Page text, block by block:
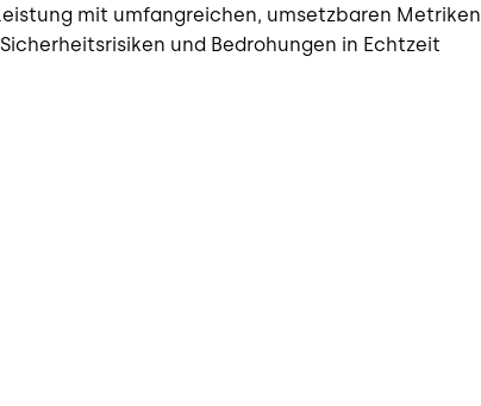
mit umfangreichen, umsetzbaren Metriken
und Bedrohungen in Echtzeit